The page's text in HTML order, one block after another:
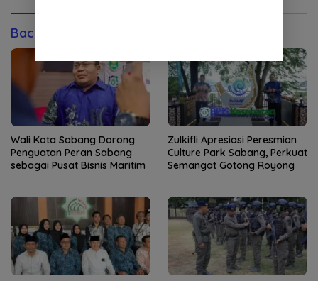
Baca Juga
Wali Kota Sabang Dorong
Penguatan Peran Sabang
sebagai Pusat Bisnis Maritim
Zulkifli Apresiasi Peresmian
Culture Park Sabang, Perkuat
Semangat Gotong Royong